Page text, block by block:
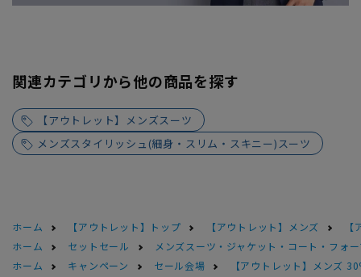
関連カテゴリから他の商品を探す
【アウトレット】メンズスーツ
メンズスタイリッシュ(細身・スリム・スキニー)スーツ
ホーム 【アウトレット】トップ 【アウトレット】メンズ
ホーム
セットセール
メンズスーツ・ジャケット・コート・フォ
ホーム
キャンペーン セール会場
【アウトレット】メンズ